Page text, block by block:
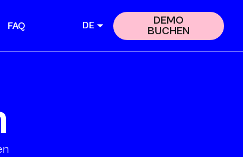
FAQ DE
DEMO
BUCHEN